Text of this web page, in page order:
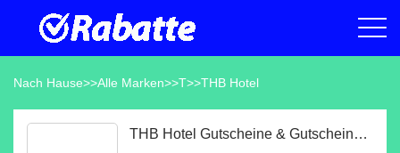
Nach Hause>>Alle Marken>>T>>THB Hotel
THB Hotel Gutscheine & Gutscheincodes Aug 2026